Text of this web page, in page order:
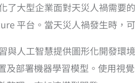
了大型企業面對天災人禍需要
平台。當天災人禍發生時，
與人工智慧提供圖形化開發環
及部署機器學習模型。使用視